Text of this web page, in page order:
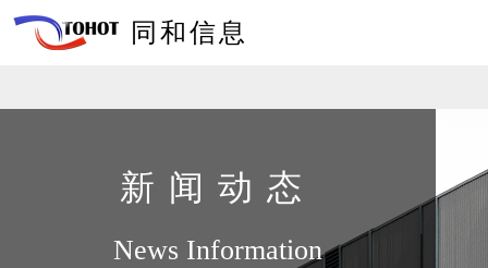
同和信息
新闻动态
News Information